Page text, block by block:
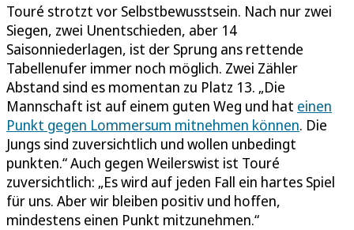
Touré strotzt vor Selbstbewusstsein. Nach nur zwei
Siegen, zwei Unentschieden, aber 14
Saisonniederlagen, ist der Sprung ans rettende
Tabellenufer immer noch möglich. Zwei Zähler
Abstand sind es momentan zu Platz 13. „Die
Mannschaft ist auf einem guten Weg und hat einen
Punkt gegen Lommersum mitnehmen können. Die
Jungs sind zuversichtlich und wollen unbedingt
punkten.“ Auch gegen Weilerswist ist Touré
zuversichtlich: „Es wird auf jeden Fall ein hartes Spiel
für uns. Aber wir bleiben positiv und hoffen,
mindestens einen Punkt mitzunehmen.“